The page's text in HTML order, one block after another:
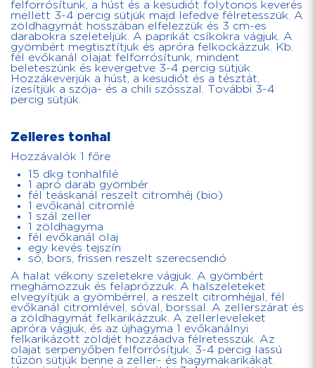
felforrósítunk, a húst és a kesudiót folytonos keverés
mellett 3-4 percig sütjük majd lefedve félretesszük. A
zöldhagymát hosszában elfelezzük és 3 cm-es
darabokra szeleteljük. A paprikát csíkokra vágjuk. A
gyömbért megtisztítjuk és apróra felkockázzuk. Kb.
fél evőkanál olajat felforrósítunk, mindent
beleteszünk és kevergetve 3-4 percig sütjük.
Hozzákeverjük a húst, a kesudiót és a tésztát,
ízesítjük a szója- és a chili szósszal. További 3-4
percig sütjük.
Zelleres tonhal
Hozzávalók 1 főre
15 dkg tonhalfilé
1 apró darab gyömbér
fél teáskanál reszelt citromhéj (bio)
1 evőkanál citromlé
1 szál zeller
1 zöldhagyma
fél evőkanál olaj
egy kevés tejszín
só, bors, frissen reszelt szerecsendió
A halat vékony szeletekre vágjuk. A gyömbért
meghámozzuk és felaprózzuk. A halszeleteket
elvegyítjük a gyömbérrel, a reszelt citromhéjjal, fél
evőkanál citromlével, sóval, borssal. A zellerszárat és
a zöldhagymát felkarikázzuk. A zellerleveleket
apróra vágjuk, és az újhagyma 1 evőkanálnyi
felkarikázott zöldjét hozzáadva félretesszük. Az
olajat serpenyőben felforrósítjuk, 3-4 percig lassú
tűzön sütjük benne a zeller- és hagymakarikákat.